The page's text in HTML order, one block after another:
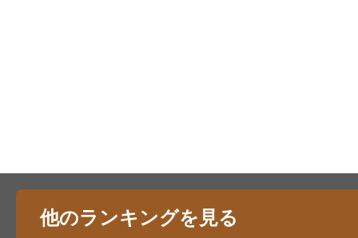
他のランキングを見る